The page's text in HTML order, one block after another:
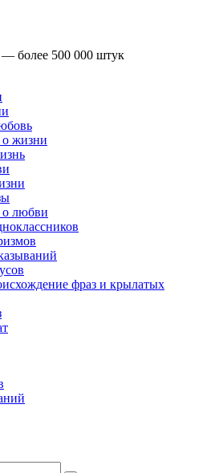
более 500 000 штук
жизни
о любви
фраз и крылатых